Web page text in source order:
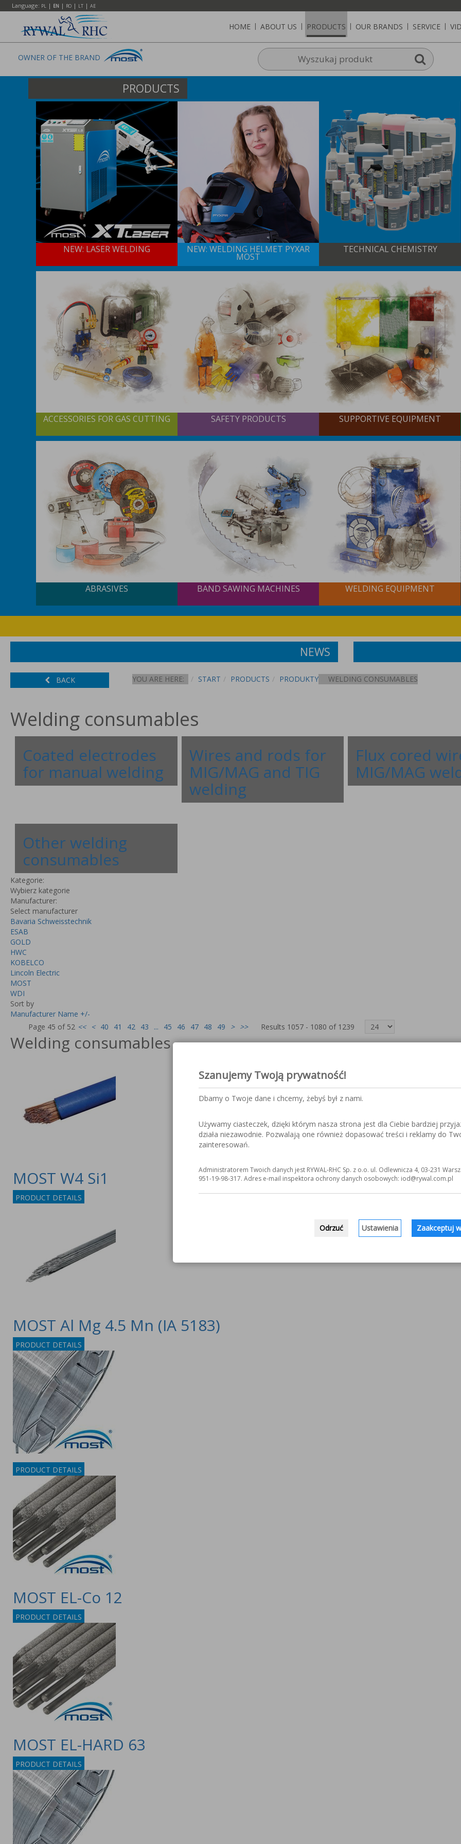
Language: PL | EN | RO | LT | AE
HOME | ABOUT US | PRODUCTS | OUR BRANDS | SERVICE |
OWNER OF THE BRAND
PRODUCTS
NEW: LASER WELDING NEW: WELDING HELMET PYXAR
MOST
TECHNICAL CHEMISTRY
ACCESSORIES FOR GAS CUTTING SAFETY PRODUCTS SUPPORTIVE EQUIPMENT
ABRASIVES BAND SAWING MACHINES WELDING EQUIPMENT
NEWS
BACK YOU ARE HERE: START PRODUCTS PRODUKTY WELDING CONSUMABLES
Welding consumables
Coated electrodes
for manual welding
Wires and rods for
MIG/MAG and TIG
welding
Flux cored
MIG/MAG
Other welding
consumables
Kategorie:
Wybierz kategorie
Manufacturer:
Select manufacturer
Bavaria Schweisstechnik
ESAB
GOLD
HWC
KOBELCO
Lincoln Electric
MOST
WDI
Sort by
Manufacturer Name +/-
Page 45 of 52 << < 40 41 42 43 ... 45 46 47 48 49 > >> Results 1057 - 1080 of 1239
Welding consumables
MOST W4 Si1
PRODUCT DETAILS
MOST Al Mg 4.5 Mn (IA 5183)
PRODUCT DETAILS
PRODUCT DETAILS
MOST EL-Co 12
PRODUCT DETAILS
MOST EL-HARD 63
PRODUCT DETAILS
Szanujemy Twoją prywatność!
Dbamy o Twoje dane i chcemy, żebyś był z nami.
Używamy ciasteczek, dzięki którym nasza strona jest dla Ciebie bardziej
działa niezawodnie. Pozwalają one również dopasować treści i reklamy do
zainteresowań.
Administratorem Twoich danych jest RYWAL-RHC Sp. z o.o. ul. Odlewnicza 4, 03-231
951-19-98-317. Adres e-mail inspektora ochrony danych osobowych: iod@rywal.com.pl
Odrzuć Ustawienia Zaakceptuj